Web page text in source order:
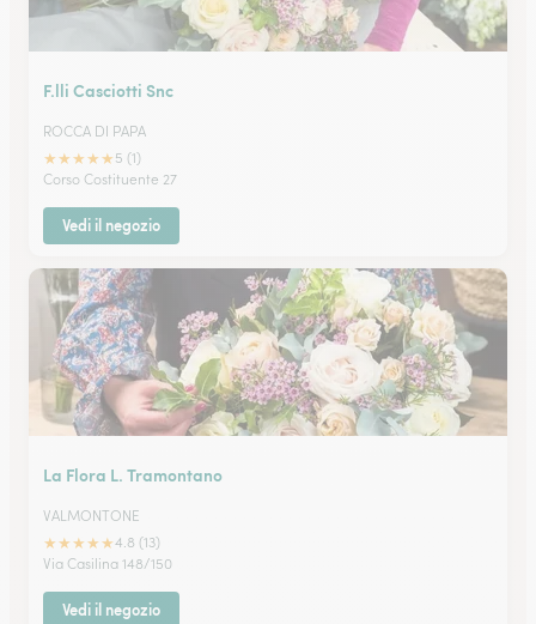
F.lli Casciotti Snc
ROCCA DI PAPA
★★★★★ 5 (1)
Corso Costituente 27
Vedi il negozio
La Flora L. Tramontano
VALMONTONE
★★★★★4.8 (13)
Via Casilina 148/150
Vedi il negozio